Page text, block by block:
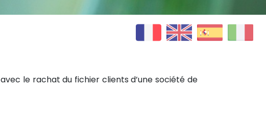
avec le rachat du fichier clients d’une société de